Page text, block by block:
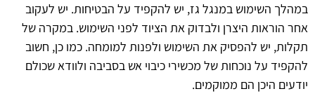
במהלך השימוש במנגל גז, יש להקפיד על הבטיחות. יש לעקוב
אחר הוראות היצרן ולבדוק את הציוד לפני השימוש. במקרה של
תקלות, יש להפסיק את השימוש ולפנות למומחה. כמו כן, חשוב
להקפיד על נוכחות של מכשירי כיבוי אש בסביבה ולוודא שכולם
יודעים היכן הם ממוקמים.